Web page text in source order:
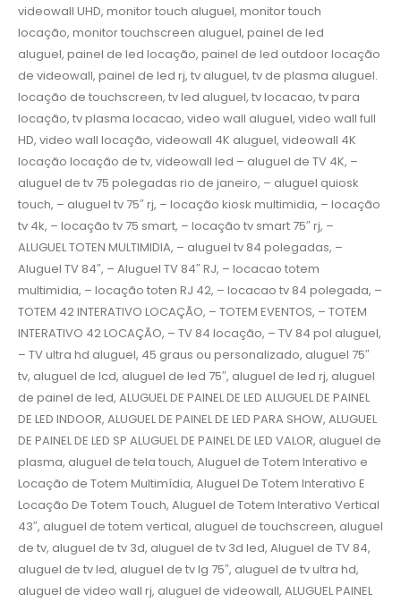
videowall UHD, monitor touch aluguel, monitor touch
locação, monitor touchscreen aluguel, painel de led
aluguel, painel de led locação, painel de led outdoor locação
de videowall, painel de led rj, tv aluguel, tv de plasma aluguel.
locação de touchscreen, tv led aluguel, tv locacao, tv para
locação, tv plasma locacao, video wall aluguel, video wall full
HD, video wall locação, videowall 4K aluguel, videowall 4K
locação locação de tv, videowall led – aluguel de TV 4K, –
aluguel de tv 75 polegadas rio de janeiro, – aluguel quiosk
touch, – aluguel tv 75″ rj, – locação kiosk multimidia, – locação
tv 4k, – locação tv 75 smart, – locação tv smart 75″ rj, –
ALUGUEL TOTEN MULTIMIDIA, – aluguel tv 84 polegadas, –
Aluguel TV 84″, – Aluguel TV 84″ RJ, – locacao totem
multimidia, – locação toten RJ 42, – locacao tv 84 polegada, –
TOTEM 42 INTERATIVO LOCAÇÃO, – TOTEM EVENTOS, – TOTEM
INTERATIVO 42 LOCAÇÃO, – TV 84 locação, – TV 84 pol aluguel,
– TV ultra hd aluguel, 45 graus ou personalizado, aluguel 75″
tv, aluguel de lcd, aluguel de led 75″, aluguel de led rj, aluguel
de painel de led, ALUGUEL DE PAINEL DE LED ALUGUEL DE PAINEL
DE LED INDOOR, ALUGUEL DE PAINEL DE LED PARA SHOW, ALUGUEL
DE PAINEL DE LED SP ALUGUEL DE PAINEL DE LED VALOR, aluguel de
plasma, aluguel de tela touch, Aluguel de Totem Interativo e
Locação de Totem Multimídia, Aluguel De Totem Interativo E
Locação De Totem Touch, Aluguel de Totem Interativo Vertical
43″, aluguel de totem vertical, aluguel de touchscreen, aluguel
de tv, aluguel de tv 3d, aluguel de tv 3d led, Aluguel de TV 84,
aluguel de tv led, aluguel de tv lg 75″, aluguel de tv ultra hd,
aluguel de video wall rj, aluguel de videowall, ALUGUEL PAINEL